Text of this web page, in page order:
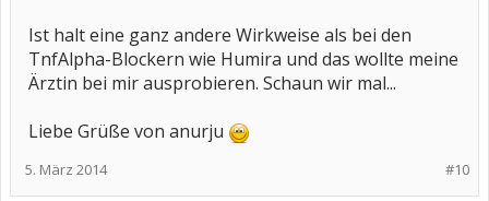
Ist halt eine ganz andere Wirkweise als bei den
TnfAlpha-Blockern wie Humira und das wollte meine
Ärztin bei mir ausprobieren. Schaun wir mal...
Liebe Grüße von anurju
#10
5. März 2014